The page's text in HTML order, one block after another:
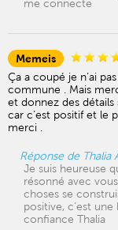
me connecte
Memeis
Ça a coupé je n’ai
commune . Mais
et donnez des
car c’est positif et le
merci .
Réponse de Thalia
Je suis heureuse
résonné avec
choses se
positive, c’est
confiance Thalia